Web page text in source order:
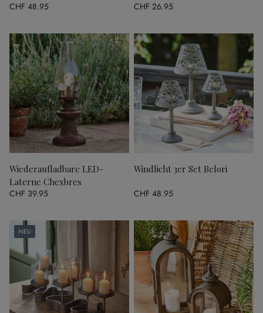
CHF 48.95 CHF 26.95
Wiederaufladbare LED-
Laterne Chexbres
CHF 39.95
Windlicht 3er Set Belori
CHF 48.95
Neu